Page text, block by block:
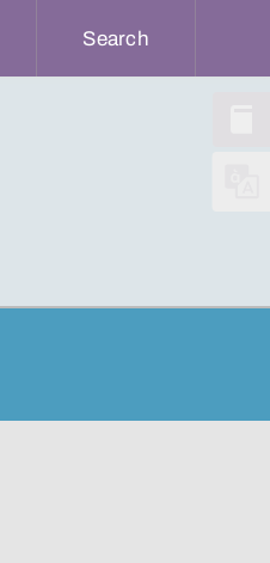
Search